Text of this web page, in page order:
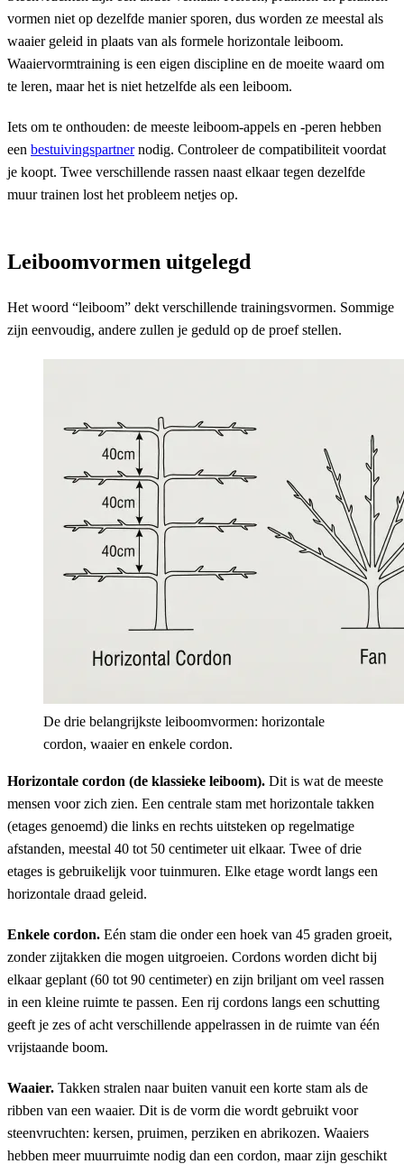
vormen niet op dezelfde manier sporen, dus worden ze meestal als
waaier geleid in plaats van als formele horizontale leiboom.
Waaiervormtraining is een eigen discipline en de moeite waard om
te leren, maar het is niet hetzelfde als een leiboom.
Iets om te onthouden: de meeste leiboom-appels en -peren hebben
een bestuivingspartnernodig. Controleer de compatibiliteit voordat
je koopt. Twee verschillende rassen naast elkaar tegen dezelfde
muur trainen lost het probleem netjes op.
Leiboomvormen uitgelegd
Het woord “leiboom” dekt verschillende trainingsvormen. Sommige
zijn eenvoudig, andere zullen je geduld op de proef stellen.
De drie belangrijkste leiboomvormen: horizontale
cordon, waaier en enkele cordon.
Horizontale cordon (de klassieke leiboom). Dit is wat de meeste
mensen voor zich zien. Een centrale stam met horizontale takken
(etages genoemd) die links en rechts uitsteken op regelmatige
afstanden, meestal 40 tot 50 centimeter uit elkaar. Twee of drie
etages is gebruikelijk voor tuinmuren. Elke etage wordt langs een
horizontale draad geleid.
Enkele cordon. Eén stam die onder een hoek van 45 graden groeit,
zonder zijtakken die mogen uitgroeien. Cordons worden dicht bij
elkaar geplant (60 tot 90 centimeter) en zijn briljant om veel rassen
in een kleine ruimte te passen. Een rij cordons langs een schutting
geeft je zes of acht verschillende appelrassen in de ruimte van één
vrijstaande boom.
Waaier. Takken stralen naar buiten vanuit een korte stam als de
ribben van een waaier. Dit is de vorm die wordt gebruikt voor
steenvruchten: kersen, pruimen, perziken en abrikozen. Waaiers
hebben meer muurruimte nodig dan een cordon, maar zijn geschikt